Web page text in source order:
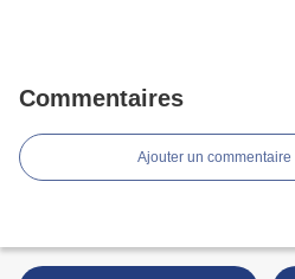
Commentaires
Ajouter un commentaire